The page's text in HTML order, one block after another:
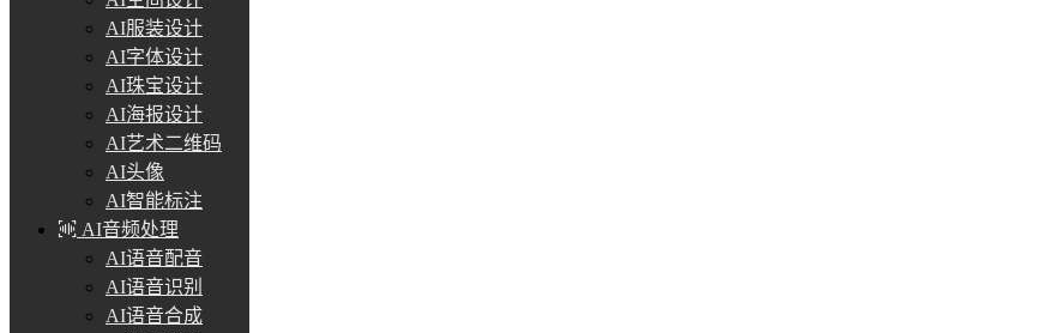
AI服装设计
AI字体设计
AI珠宝设计
AI海报设计
AI艺术二维码
AI头像
AI智能标注
AI音频处理
AI语音配音
AI语音识别
AI语音合成